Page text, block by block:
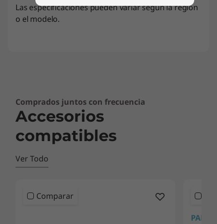
Las especificaciones pueden variar según la región
o el modelo.
Comprados juntos con frecuencia
Accesorios
compatibles
Ver Todo
Comparar